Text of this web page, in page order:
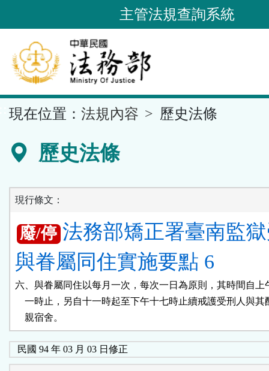
到
要
內
容
區
主管法規查詢系統
現在位置： 法規內容 歷史法條
歷史法條
現行條文：
廢/停 法務部矯正署臺南監
與眷屬同住實施要點 6
六、與眷屬同住以每月一次，每次一日為原則，其時間自上
一時止，另自十一時起至下午十七時止續戒護受刑人與其
    親宿舍。
民國 94 年 03 月 03 日修正